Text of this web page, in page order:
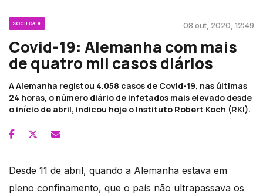
SOCIEDADE 08 out, 2020, 12:49
Covid-19: Alemanha com mais
de quatro mil casos diários
A Alemanha registou 4.058 casos de Covid-19, nas últimas
24 horas, o número diário de infetados mais elevado desde
o início de abril, indicou hoje o Instituto Robert Koch (RKI).
Desde 11 de abril, quando a Alemanha estava em
pleno confinamento, que o país não ultrapassava os